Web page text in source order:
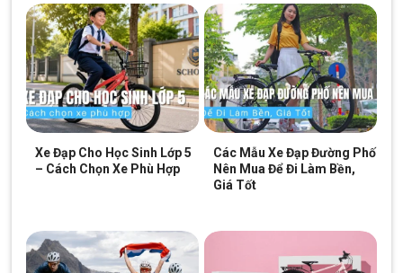
Xe Đạp Cho Học Sinh Lớp 5
– Cách Chọn Xe Phù Hợp
Các Mẫu Xe Đạp Đường Phố
Nên Mua Để Đi Làm Bền,
Giá Tốt